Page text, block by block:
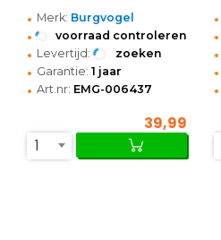
• Merk: Burgvogel
• voorraad controleren
• Levertijd: zoeken
• Garantie: 1 jaar
• Art.nr: EMG-006437
39,99
1
•
•
•
•
•